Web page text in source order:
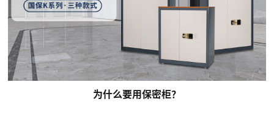
为什么要用保密柜？